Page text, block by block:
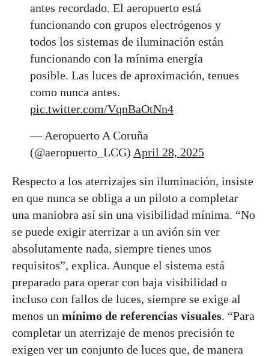
antes recordado. El aeropuerto está
funcionando con grupos electrógenos y
todos los sistemas de iluminación están
funcionando con la mínima energía
posible. Las luces de aproximación, tenues
como nunca antes.
pic.twitter.com/VqnBaOtNn4
— Aeropuerto A Coruña
(@aeropuerto_LCG) April 28, 2025
Respecto a los aterrizajes sin iluminación, insiste
en que nunca se obliga a un piloto a completar
una maniobra así sin una visibilidad mínima. “No
se puede exigir aterrizar a un avión sin ver
absolutamente nada, siempre tienes unos
requisitos”, explica. Aunque el sistema está
preparado para operar con baja visibilidad o
incluso con fallos de luces, siempre se exige al
menos un mínimo de referencias visuales. “Para
completar un aterrizaje de menos precisión te
exigen ver un conjunto de luces que, de manera